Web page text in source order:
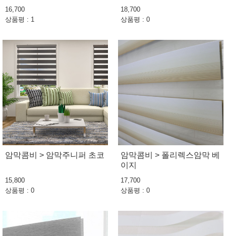
16,700
상품평 : 1
18,700
상품평 : 0
암막콤비 > 암막주니퍼 초코
15,800
상품평 : 0
암막콤비 > 폴리렉스암막 베
이지
17,700
상품평 : 0